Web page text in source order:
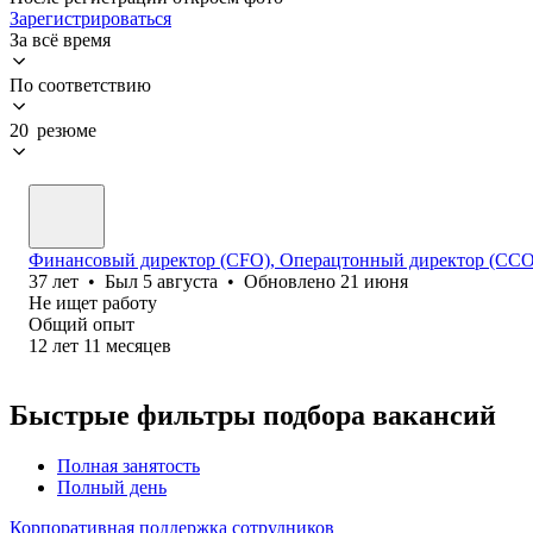
Зарегистрироваться
За всё время
По соответствию
20 резюме
Финансовый директор (CFO), Операцтонный директор
37 лет • Был 5 августа • Обновлено 21 июня
Не ищет работу
Общий опыт
12 лет 11 месяцев
Быстрые фильтры подбора вакансий
Полная занятость
Полный день
Корпоративная поддержка сотрудников